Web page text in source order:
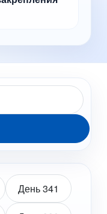
День 341